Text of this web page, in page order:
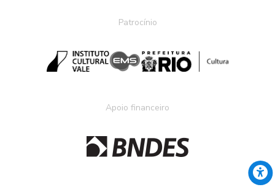
Patrocínio
Apoio financeiro